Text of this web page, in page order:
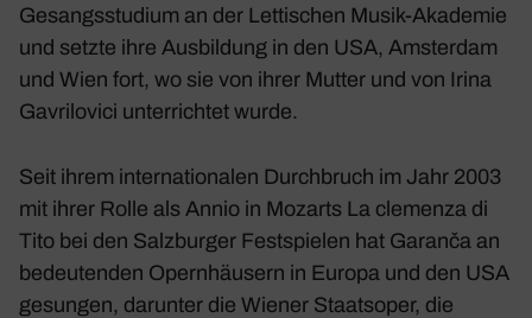
Gesangsstudium an der Lettischen Musik-Akademie
und setzte ihre Ausbildung in den USA, Amsterdam
und Wien fort, wo sie von ihrer Mutter und von Irina
Gavrilovici unterrichtet wurde.
Seit ihrem internationalen Durchbruch im Jahr 2003
mit ihrer Rolle als Annio in Mozarts La clemenza di
Tito bei den Salzburger Festspielen hat Garanča an
bedeutenden Opernhäusern in Europa und den USA
gesungen, darunter die Wiener Staatsoper, die